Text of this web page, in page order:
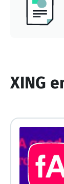
XING